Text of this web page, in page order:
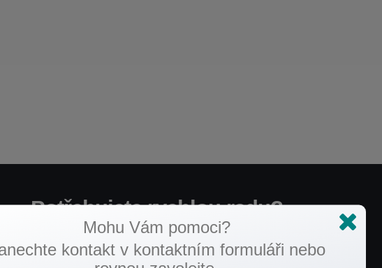
Potřebujete rychlou radu?
Spojte se se mnou.
Mohu Vám pomoci?
kontakt v kontaktním formuláři nebo